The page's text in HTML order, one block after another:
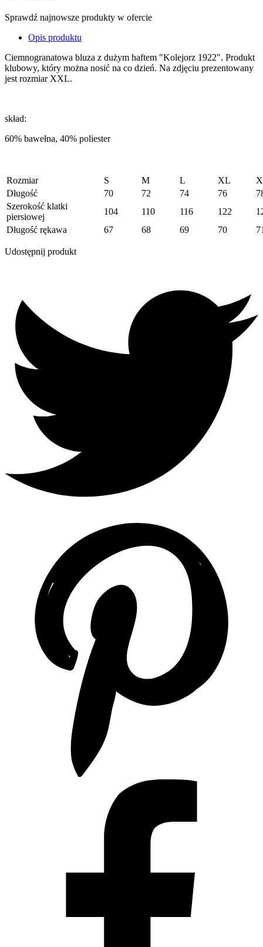
Sprawdź najnowsze produkty w ofercie
Opis produktu
Ciemnogranatowa bluza z dużym haftem "Kolejorz 1922". Produkt
klubowy, który można nosić na co dzień. Na zdjęciu prezentowany
jest rozmiar XXL.
skład:
60% bawełna, 40% poliester
Rozmiar S M L XL
Długość
70 72 74 76
Szerokość klatki
piersiowej
104 110 116 122
Długość rękawa
67 68 69 70
Udostępnij produkt